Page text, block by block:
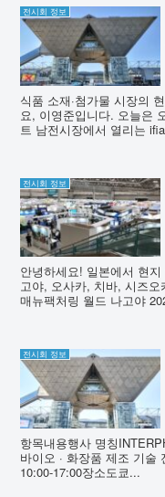
전시회 정보
식품 소재·첨가물 시장의
요, 이영준입니다. 오늘은
트 남전시장에서 열리는
전시회 정보
안녕하세요! 일본에서 현
고야, 오사카, 치바, 시즈
매뉴팩처링 월드 나고야
전시회 정보
항목내용행사 명칭
바이오 · 화장품 제조 기술
10:00-17:00장소도쿄...